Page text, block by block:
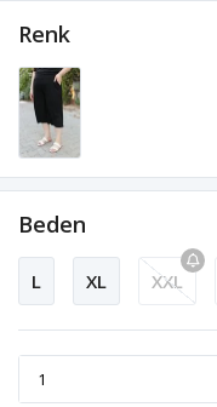
Renk
Beden
L XL XXL